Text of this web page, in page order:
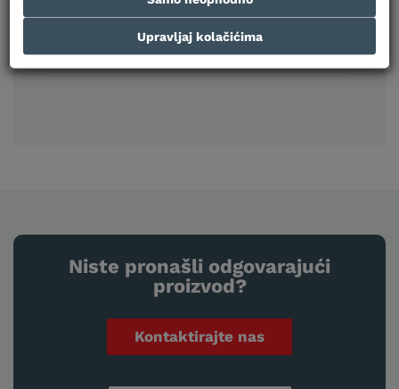
Tehničke karakteristike
Niste pronašli odgovarajući
proizvod?
Kontaktirajte nas
Upravljaj kolačićima